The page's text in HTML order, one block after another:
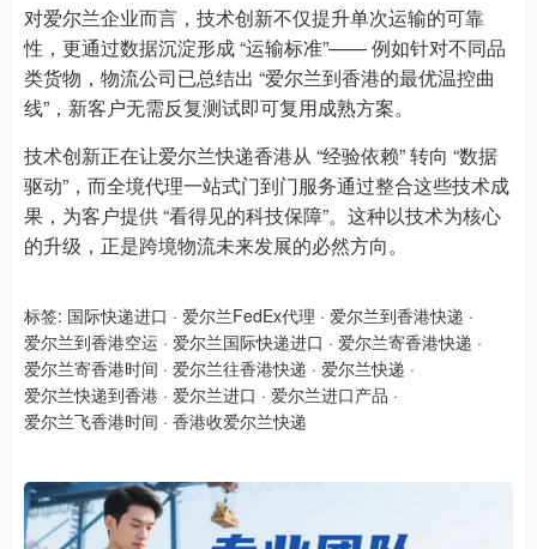
对爱尔兰企业而言，技术创新不仅提升单次运输的可靠
性，更通过数据沉淀形成 “运输标准”—— 例如针对不同品
类货物，物流公司已总结出 “爱尔兰到香港的最优温控曲
线”，新客户无需反复测试即可复用成熟方案。
技术创新正在让爱尔兰快递香港从 “经验依赖” 转向 “数据
驱动”，而全境代理一站式门到门服务通过整合这些技术成
果，为客户提供 “看得见的科技保障”。这种以技术为核心
的升级，正是跨境物流未来发展的必然方向。
标签: 国际快递进口 · 爱尔兰FedEx代理 · 爱尔兰到香港快递 ·
爱尔兰到香港空运 · 爱尔兰国际快递进口 · 爱尔兰寄香港快递 ·
爱尔兰寄香港时间 · 爱尔兰往香港快递 · 爱尔兰快递 ·
爱尔兰快递到香港 · 爱尔兰进口 · 爱尔兰进口产品 ·
爱尔兰飞香港时间 · 香港收爱尔兰快递 ​